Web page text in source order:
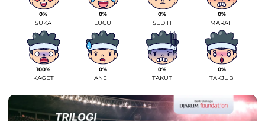
0%
SUKA
0%
LUCU
0%
SEDIH
0%
MARAH
100%
KAGET
0%
ANEH
0%
TAKUT
0%
TAKJUB